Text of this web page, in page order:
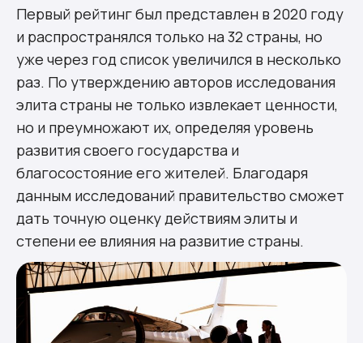
Первый рейтинг был представлен в 2020 году
и распространялся только на 32 страны, но
уже через год список увеличился в несколько
раз. По утверждению авторов исследования
элита страны не только извлекает ценности,
но и преумножают их, определяя уровень
развития своего государства и
благосостояние его жителей. Благодаря
данным исследований правительство сможет
дать точную оценку действиям элиты и
степени ее влияния на развитие страны.